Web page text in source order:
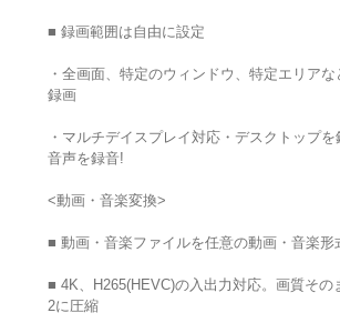
■ 録画範囲は自由に設定
・全画面、特定のウィンドウ、特定エリア
録画
・マルチデイスプレイ対応・デスクトップ
音声を録音!
<動画・音楽変換>
■ 動画・音楽ファイルを任意の動画・音楽形
■ 4K、H265(HEVC)の入出力対応。画質その
2に圧縮